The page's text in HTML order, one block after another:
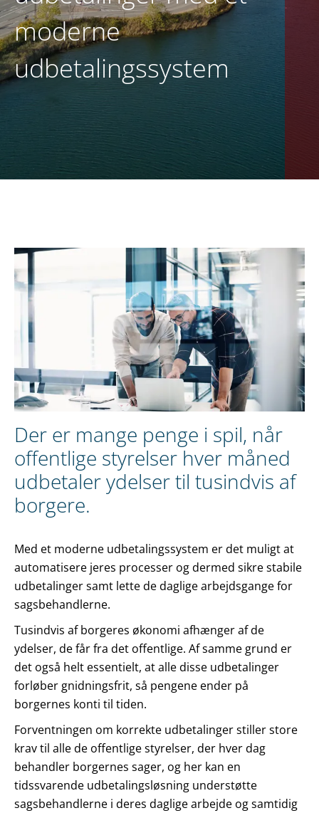
DA
moderne
udbetalingssystem
Der er mange penge i spil, når
offentlige styrelser hver måned
udbetaler ydelser til tusindvis af
borgere.
Med et moderne udbetalingssystem er det muligt at
automatisere jeres processer og dermed sikre stabile
udbetalinger samt lette de daglige arbejdsgange for
sagsbehandlerne.
Tusindvis af borgeres økonomi afhænger af de
ydelser, de får fra det offentlige. Af samme grund er
det også helt essentielt, at alle disse udbetalinger
forløber gnidningsfrit, så pengene ender på
borgernes konti til tiden.
Forventningen om korrekte udbetalinger stiller store
krav til alle de offentlige styrelser, der hver dag
behandler borgernes sager, og her kan en
tidssvarende udbetalingsløsning understøtte
sagsbehandlerne i deres daglige arbejde og samtidig